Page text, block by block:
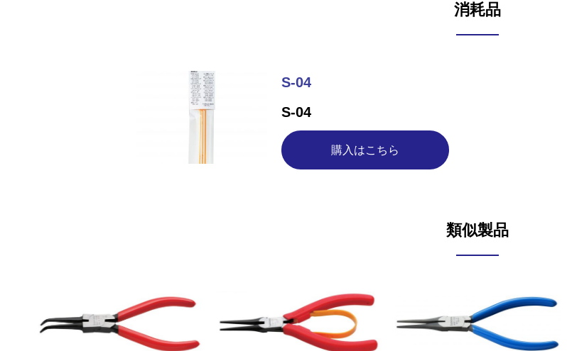
消耗品
S-04
S-04
購入はこちら
類似製品